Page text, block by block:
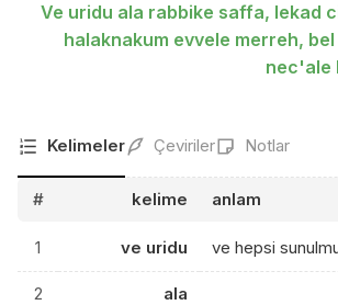
Ve uridu ala rabbike saffa, lekad
halaknakum evvele merreh,
nec'ale
Kelimeler Çeviriler Notlar
# kelime anlam
1 ve uridu ve hepsi
2 ala